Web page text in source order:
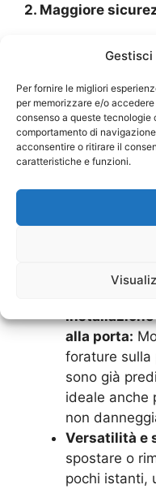
Gestisci
Per fornire le migliori
per memorizzare e/o
consenso a queste tecnologie
comportamento di
acconsentire o ritirare il
caratteristiche e funzioni.
2. Maggiore
Difficoltà di
cilindro,
l’accesso
magnetica
Deterrente
defender
ladri,
3. Vantaggi
Installazione
alla porta:
forature sulla
sono già
ideale anche
non
Versatilità e
spostare o
pochi istanti,